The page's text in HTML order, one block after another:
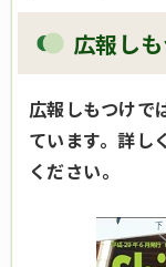
広報し
広報しもつけで
ています。詳し
ください。